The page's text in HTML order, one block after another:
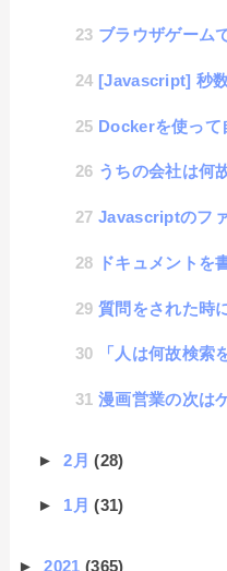
ブラウザゲームで使
[Javascript] 秒数
Dockerを使って自分のPC内
うちの会社は何故システ
Javascriptのファイ
ドキュメントを
質問をされた時に
「人は何故検索
漫画営業の次はゲ
►2月(28)
► 1月(31)
►2021(365)